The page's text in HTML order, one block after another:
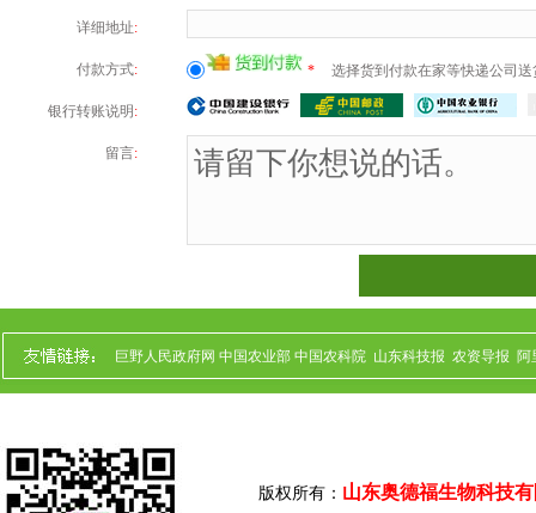
详细地址:
付款方式: * 选择货到付款在家等快递公司
银行转账说明 :
留言:
巨野人民政府网 中国农业部 中国农科院 山东科技报 农资导报 阿
版权所有： 山东奥德福生物科技